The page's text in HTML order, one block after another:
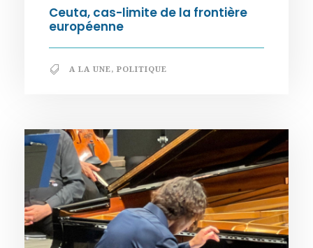
Ceuta, cas-limite de la frontière
européenne
A LA UNE, POLITIQUE